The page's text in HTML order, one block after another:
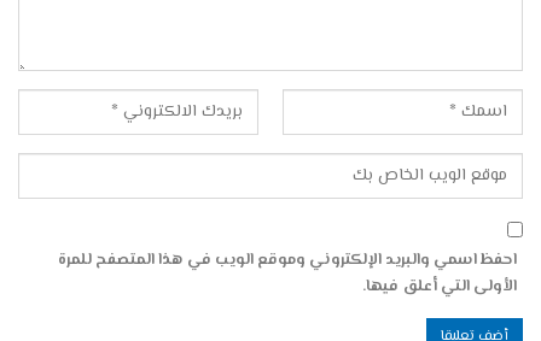
احفظ اسمي والبريد الإلكتروني وموقع الويب في هذا المتصفح للمرة
الأولى التي أعلق فيها.